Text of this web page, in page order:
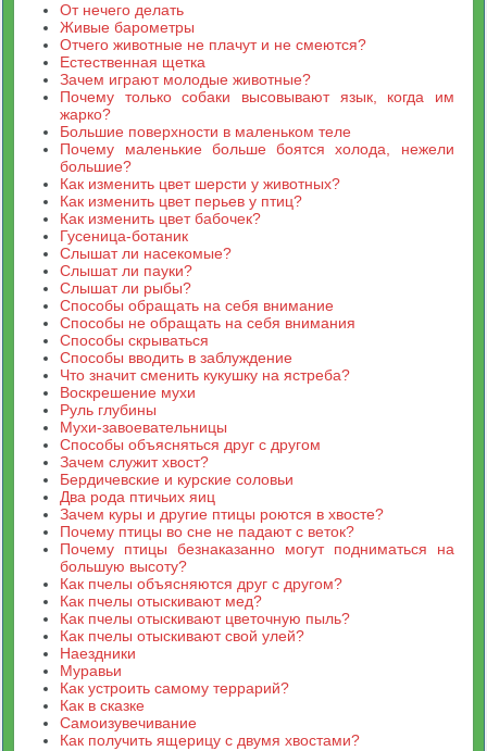
От нечего делать
Живые барометры
Отчего животные не плачут и не смеются?
Естественная щетка
Зачем играют молодые животные?
Почему только собаки высовывают язык, когда им
жарко?
Большие поверхности в маленьком теле
Почему маленькие больше боятся холода, нежели
большие?
Как изменить цвет шерсти у животных?
Как изменить цвет перьев у птиц?
Как изменить цвет бабочек?
Гусеница-ботаник
Слышат ли насекомые?
Слышат ли пауки?
Слышат ли рыбы?
Способы обращать на себя внимание
Способы не обращать на себя внимания
Способы скрываться
Способы вводить в заблуждение
Что значит сменить кукушку на ястреба?
Воскрешение мухи
Руль глубины
Мухи-завоевательницы
Способы объясняться друг с другом
Зачем служит хвост?
Бердичевские и курские соловьи
Два рода птичьих яиц
Зачем куры и другие птицы роются в хвосте?
Почему птицы во сне не падают с веток?
Почему птицы безнаказанно могут подниматься на
большую высоту?
Как пчелы объясняются друг с другом?
Как пчелы отыскивают мед?
Как пчелы отыскивают цветочную пыль?
Как пчелы отыскивают свой улей?
Наездники
Муравьи
Как устроить самому террарий?
Как в сказке
Самоизувечивание
Как получить ящерицу с двумя хвостами?